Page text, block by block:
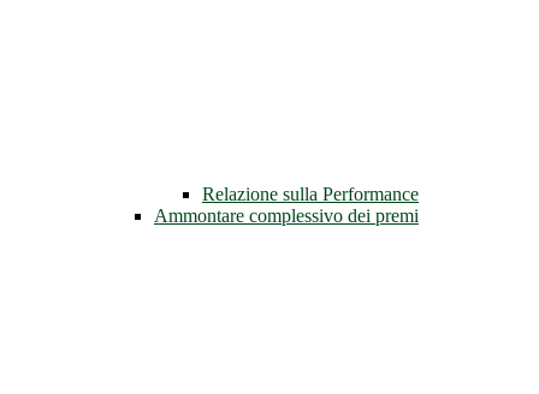
Relazione sulla Performance
Ammontare complessivo dei premi